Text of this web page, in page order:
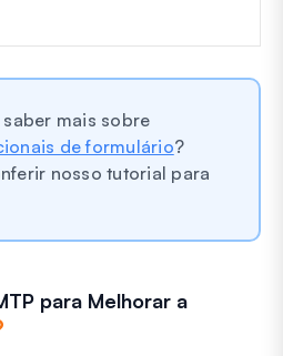
saber mais sobre
de formulário?
nosso tutorial para
para Melhorar a